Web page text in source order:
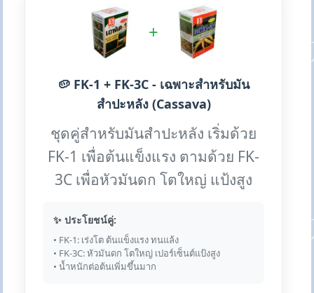
+
🥔 FK-1 + FK-3C - เฉพาะสำหรับมัน
สำปะหลัง (Cassava)
ชุดคู่สำหรับมันสำปะหลัง เริ่มด้วย
FK-1 เพื่อต้นแข็งแรง ตามด้วย FK-
3C เพื่อหัวมันดก โตใหญ่ แป้งสูง
✨ ประโยชน์คู่:
• FK-1: เร่งโต ต้นแข็งแรง ทนแล้ง
• FK-3C: หัวมันดก โตใหญ่ เปอร์เซ็นต์แป้งสูง
• น้ำหนักต่อต้นเพิ่มขึ้นมาก